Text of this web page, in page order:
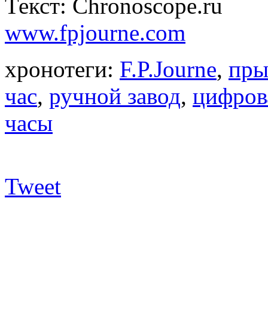
Текст: Chronoscope.ru
www.fpjourne.com
хронотеги: F.P.Journe,
час, ручной завод,
часы
Tweet